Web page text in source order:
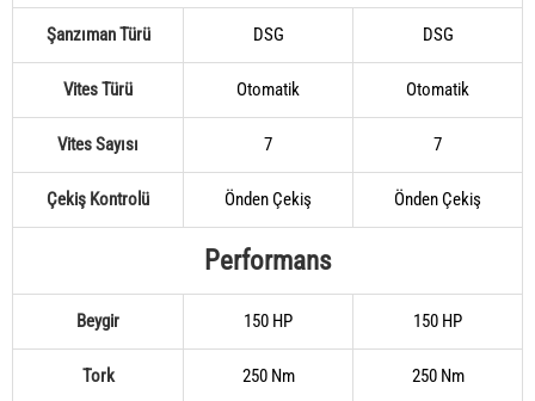
Şanzıman Türü DSG DSG
Vites Türü Otomatik Otomatik
Vites Sayısı 7 7
Çekiş Kontrolü Önden Çekiş Önden Çekiş
Performans
Beygir 150 HP 150 HP
Tork 250 Nm 250 Nm